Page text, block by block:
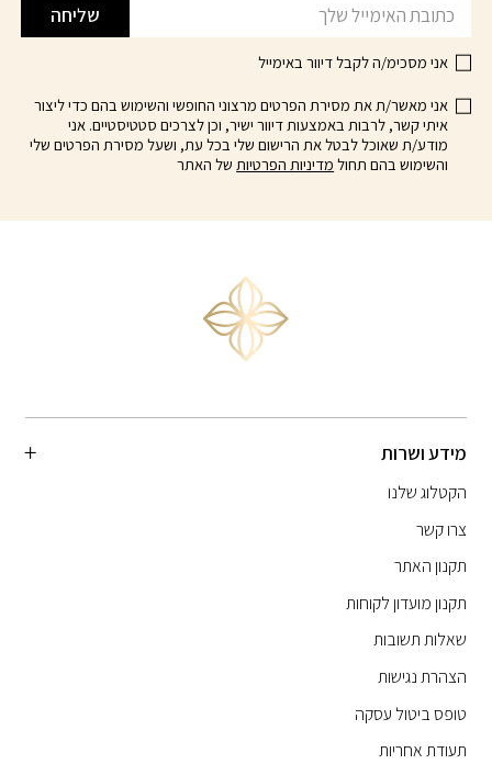
את
האפשרויות
בעמוד
המוצר
שליחה
אני מסכימ/ה לקבל דיוור באימייל
אני מאשר/ת את מסירת הפרטים מרצוני החופשי והשימוש בהם כדי ליצור
איתי קשר, לרבות באמצעות דיוור ישיר, וכן לצרכים סטטיסטיים. אני
מודע/ת שאוכל לבטל את הרישום שלי בכל עת, ושעל מסירת הפרטים שלי
והשימוש בהם תחול מדיניות הפרטיותשל האתר
מידע ושרות
הקטלוג שלנו
צרו קשר
תקנון האתר
תקנון מועדון לקוחות
שאלות תשובות
הצהרת נגישות
טופס ביטול עסקה
תעודת אחריות